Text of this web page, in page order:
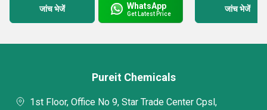
जांच भेजें WhatsApp
Get Latest Price
जांच भेजें
Pureit Chemicals
1st Floor, Office No 9, Star Trade Center Cpsl,